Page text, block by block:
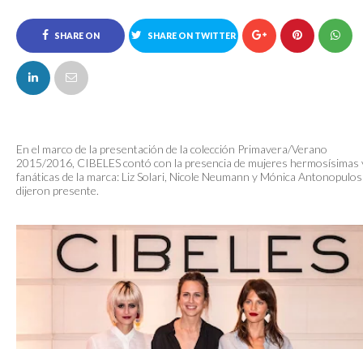
SHARE ON
FACEBOOK
SHARE ON TWITTER
En el marco de la presentación de la colección Primavera/Verano
2015/2016, CIBELES contó con la presencia de mujeres hermosísimas
fanáticas de la marca: Liz Solari, Nicole Neumann y Mónica Antonopulos
dijeron presente.